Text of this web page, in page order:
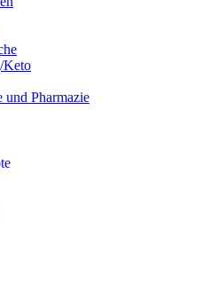
Keto
und Pharmazie